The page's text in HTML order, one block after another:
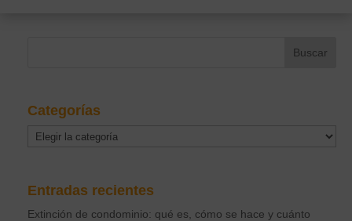
Categorías
Categorías
Entradas recientes
Extinción de condominio: qué es, cómo se hace y cuánto